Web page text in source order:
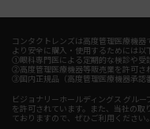
コンタクトレンズは高度管理医療機器
より安全に購入・使用するためには以
①眼科専門医による定期的な検診や受
②高度管理医療機器等販売業を許可さ
③国内正規品（高度管理医療機器承認
ビジョナリーホールディングス グル
を許可されています。また、当社の
ておりますので、ぜひご利用ください。